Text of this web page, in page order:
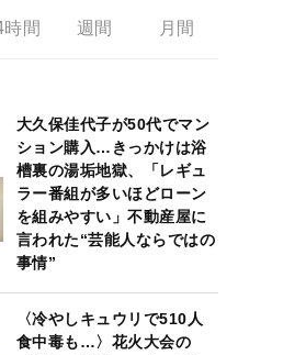
時間 週間 月間
大久保佳代子が50代でマン
ション購入…きっかけは浴
槽裏の湯垢地獄、「レギュ
ラー番組が多いほどローン
を組みやすい」不動産屋に
言われた“芸能人ならではの
事情”
〈冷やしキュウリで510人
食中毒も…〉花火大会の